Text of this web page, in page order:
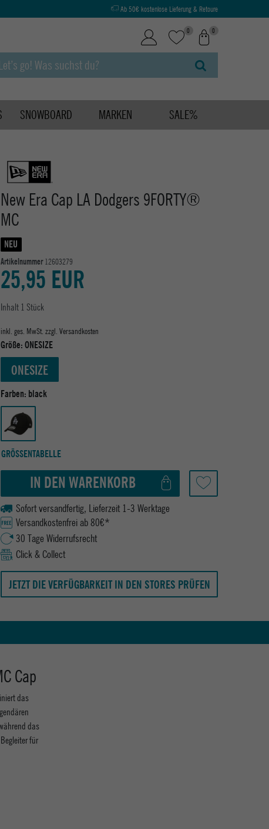
Ab 50€ kostenlose Lieferung & Retoure
0 0
SNOWBOARD MARKEN SALE%
New Era Cap LA Dodgers 9FORTY®
MC
NEU
Artikelnummer12603279
25,95 EUR
Inhalt1Stück
inkl. ges. MwSt. zzgl. Versandkosten
Größe:ONESIZE
ONESIZE
Farben: black
GRÖSSENTABELLE
IN DEN WARENKORB
Sofort versandfertig, Lieferzeit 1-3 Werktage
Versandkostenfrei ab 80€*
30 Tage Widerrufsrecht
Click & Collect
JETZT DIE VERFÜGBARKEIT IN DEN STORES PRÜFEN
Cap
das
das
für